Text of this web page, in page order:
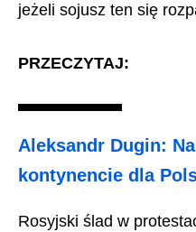
jeżeli sojusz ten się
PRZECZYTAJ:
Aleksandr Dugin:
kontynencie dla
Rosyjski ślad w